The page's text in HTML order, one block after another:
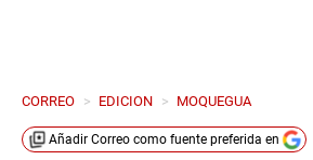
CORREO > EDICION > MOQUEGUA
Añadir Correo como fuente preferida en